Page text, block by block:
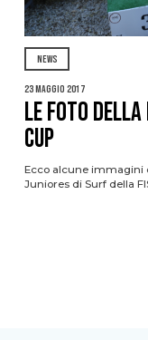
NEWS
23 Maggio 2017
Le foto della
Cup
Ecco alcune immagini
Juniores di Surf della